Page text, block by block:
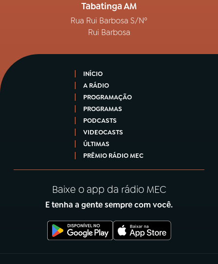
Tabatinga AM
Rua Rui Barbosa S/Nº
Rui Barbosa
INÍCIO
A RÁDIO
PROGRAMAÇÃO
PROGRAMAS
PODCASTS
VIDEOCASTS
ÚLTIMAS
PRÊMIO RÁDIO MEC
Baixe o app da rádio MEC
E tenha a gente sempre com você.